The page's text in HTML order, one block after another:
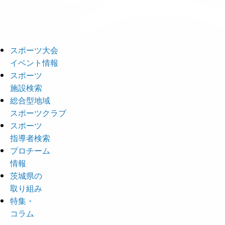
スポーツ大会
イベント情報
スポーツ
施設検索
総合型地域
スポーツクラブ
スポーツ
指導者検索
プロチーム
情報
茨城県の
取り組み
特集・
コラム